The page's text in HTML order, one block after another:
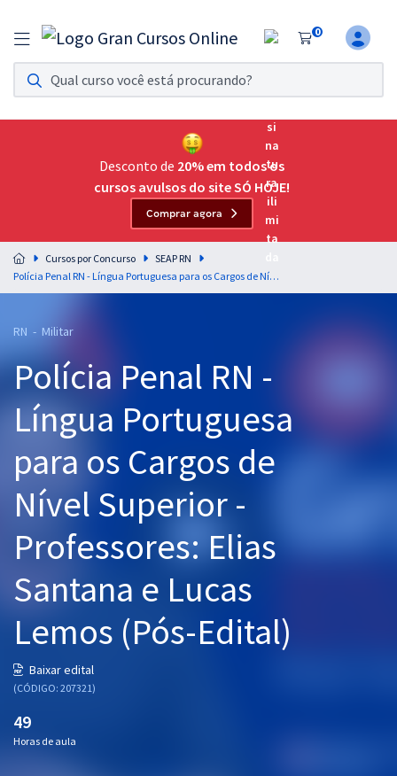
0
Assinatura Ilimitada 11
Acesso a todos os cursos. Teste grátis por 7 dias!
Assinatura OAB Até Passar
Acesso ilimitado a toda preparação para o Exame da
Residências Multiprofissionais
Preparação completa e intensiva para as principais
residências em saúde do Brasil
Cursos 20% OFF
Pós
OAB
Mentorias
Questões grátis
Conteúdo gratuito
Aprovados
Desconto de 20% em todos os
cursos avulsos do site SÓ HOJE!
Comprar agora
Cursos por Concurso
SEAP RN
Polícia Penal RN​ - Língua Portuguesa para os Cargos de Nível Superior - Professores: Elias Santana e Lucas Lemos (Pós-Edital)
RN - Militar
Polícia Penal RN​ -
Língua Portuguesa
para os Cargos de
Nível Superior -
Professores: Elias
Santana e Lucas
Lemos (Pós-Edital)
Baixar edital
(CÓDIGO: 207321)
49
Horas de aula